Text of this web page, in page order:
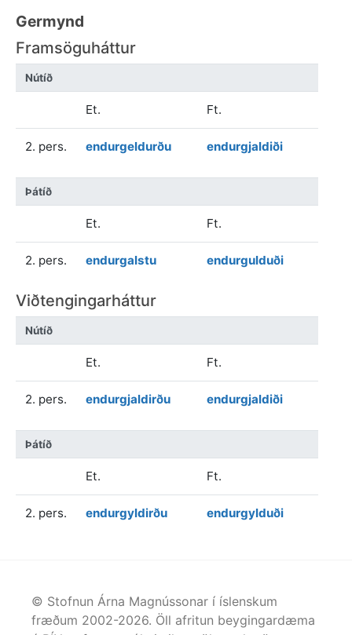
Germynd
Framsöguháttur
Nútíð
Et. Ft.
2. pers. endurgeldurðu endurgjaldiði
Þátíð
Et. Ft.
2. pers. endurgalstu endurgulduði
Viðtengingarháttur
Nútíð
Et. Ft.
2. pers. endurgjaldirðu endurgjaldiði
Þátíð
Et. Ft.
2. pers. endurgyldirðu endurgylduði
© Stofnun Árna Magnússonar í íslenskum
fræðum 2002-2026. Öll afritun beygingardæma